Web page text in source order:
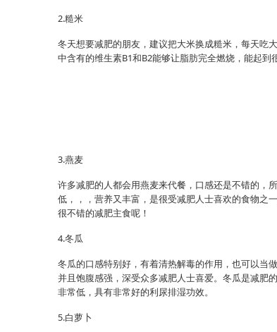
2.糙米
冬天想要减肥的朋友，建议把大米换成糙米，每天吃
中含有的维生素B1和B2能够让脂肪完全燃烧，能起到
3.燕麦
许多减肥的人都会用燕麦来代餐，口感还是不错的，
低，，，营养又丰富，是很受减肥人士喜欢的食物之
很不错的减肥主食呢！
4.冬瓜
冬瓜的口感特别好，有着清热解毒的作用，也可以当
并且饱腹感强，深受众多减肥人士喜爱。冬瓜是减肥
非常低，具有非常好的利尿排湿功效。
5.白萝卜